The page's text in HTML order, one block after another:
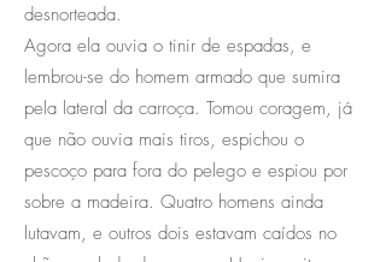
desnorteada.
Agora ela ouvia o tinir de espadas, e
lembrou-se do homem armado que sumira
pela lateral da carroça. Tomou coragem, já
que não ouvia mais tiros, espichou o
pescoço para fora do pelego e espiou por
sobre a madeira. Quatro homens ainda
lutavam, e outros dois estavam caídos no